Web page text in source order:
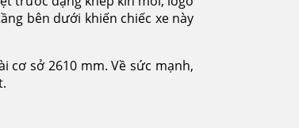
bên dưới khiến chiếc xe này
cơ sở 2610 mm. Về sức mạnh,